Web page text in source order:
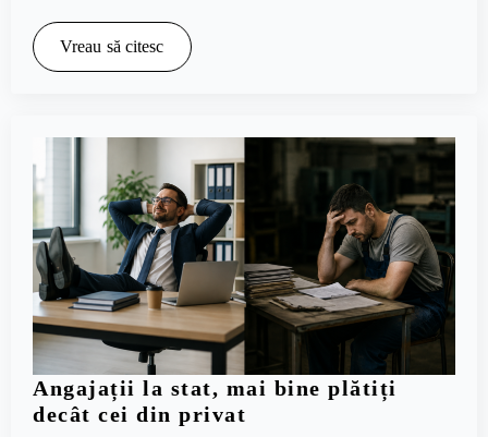
Vreau să citesc
Angajații la stat, mai bine plătiți
decât cei din privat